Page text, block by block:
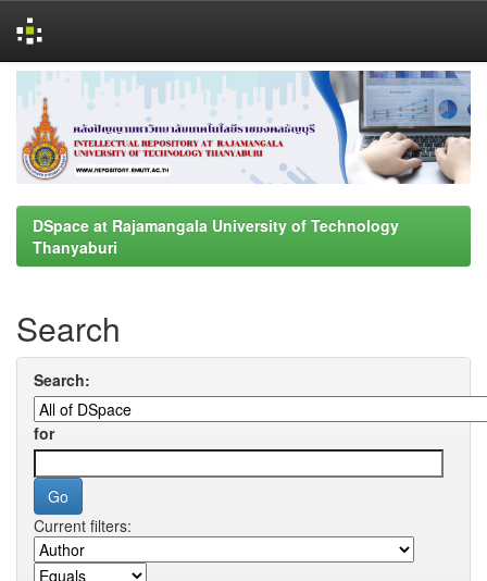
navigation
DSpace at Rajamangala University of Technology
Thanyaburi
Search
Search:
for
Current filters: